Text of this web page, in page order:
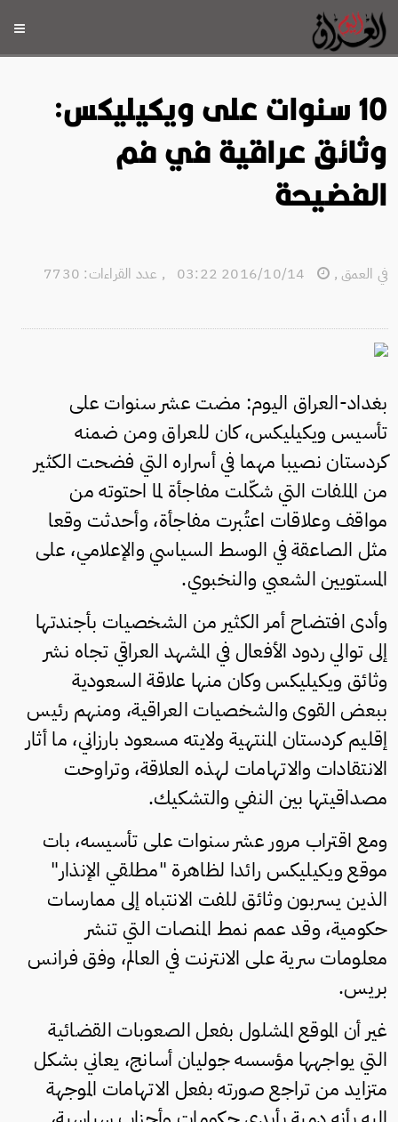
10 سنوات على ويكيليكس:
وثائق عراقية في فم
الفضيحة
في العمق,
, عدد القراءات: 7730
بغداد-العراق اليوم: مضت عشر سنوات على
تأسيس ويكيليكس، كان للعراق ومن ضمنه
كردستان نصيبا مهما في أسراره التي فضحت الكثير
من الملفات التي شكّلت مفاجأة لما احتوته من
مواقف وعلاقات اعتُبرت مفاجأة، وأحدثت وقعا
مثل الصاعقة في الوسط السياسي والإعلامي، على
المستويين الشعبي والنخبوي.
وأدى افتضاح أمر الكثير من الشخصيات بأجندتها
إلى توالي ردود الأفعال في المشهد العراقي تجاه نشر
وثائق ويكيليكس وكان منها علاقة السعودية
ببعض القوى والشخصيات العراقية، ومنهم رئيس
إقليم كردستان المنتهية ولايته مسعود بارزاني، ما أثار
الانتقادات والاتهامات لهذه العلاقة، وتراوحت
مصداقيتها بين النفي والتشكيك.
ومع اقتراب مرور عشر سنوات على تأسيسه، بات
موقع ويكيليكس رائدا لظاهرة "مطلقي الإنذار"
الذين يسربون وثائق للفت الانتباه إلى ممارسات
حكومية، وقد عمم نمط المنصات التي تنشر
معلومات سرية على الانترنت في العالم، وفق فرانس
بريس.
غير أن الموقع المشلول بفعل الصعوبات القضائية
التي يواجهها مؤسسه جوليان أسانج، يعاني بشكل
متزايد من تراجع صورته بفعل الاتهامات الموجهة